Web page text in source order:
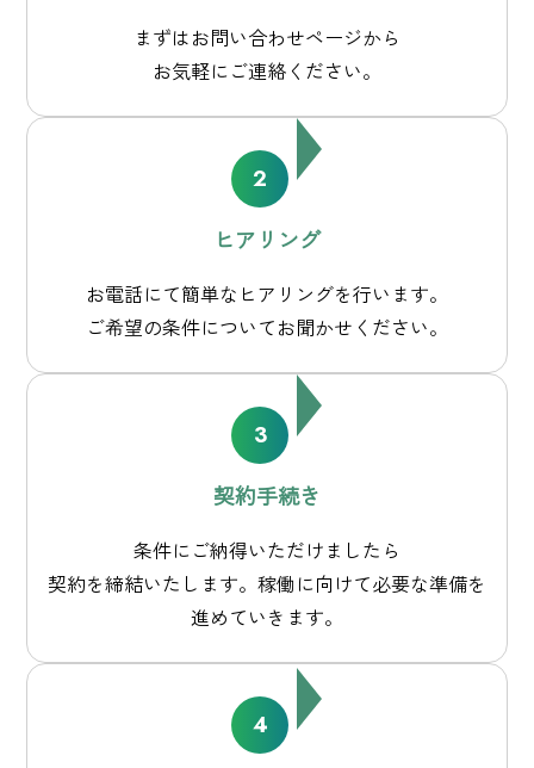
まずはお問い合わせページから
お気軽にご連絡ください。
ヒアリング
お電話にて簡単なヒアリングを行います。
ご希望の条件についてお聞かせください。
契約手続き
条件にご納得いただけましたら
契約を締結いたします。 稼働に向けて必要な準備を
進めていきます。